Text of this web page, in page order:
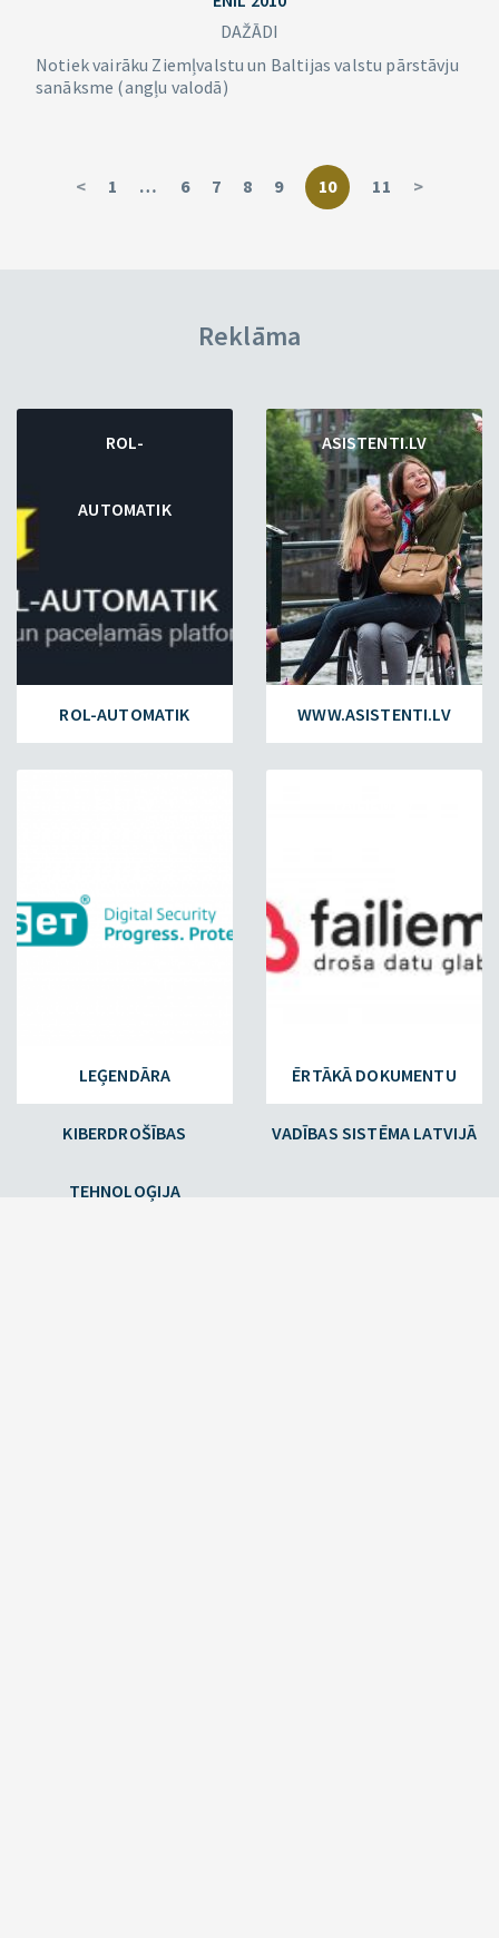
DAŽĀDI
Notiek vairāku Ziemļvalstu un Baltijas valstu pārstāvju
sanāksme (angļu valodā)
< 1 … 6 7 8 9 10 11 >
Reklāma
ROL-
AUTOMATIK
ROL-AUTOMATIK
ASISTENTI.LV
WWW.ASISTENTI.LV
LEĢENDĀRA
KIBERDROŠĪBAS
TEHNOLOĢIJA
ĒRTĀKĀ DOKUMENTU
VADĪBAS SISTĒMA LATVIJĀ